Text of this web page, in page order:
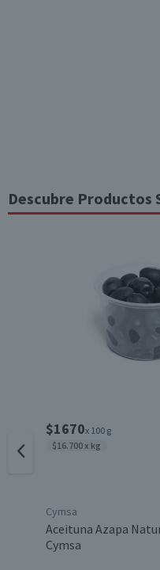
Descubre Productos
$1670x 100 g
$16.700 x kg
Cymsa
Aceituna Azapa
Cymsa